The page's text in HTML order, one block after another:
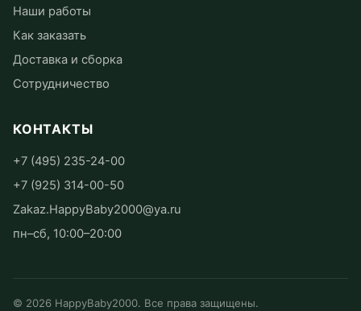
Наши работы
Как заказать
Доставка и сборка
Сотрудничество
КОНТАКТЫ
+7 (495) 235-24-00
+7 (925) 314-00-50
Zakaz.HappyBaby2000@ya.ru
пн–сб, 10:00–20:00
© 2026 HappyBaby2000. Все права защищены.